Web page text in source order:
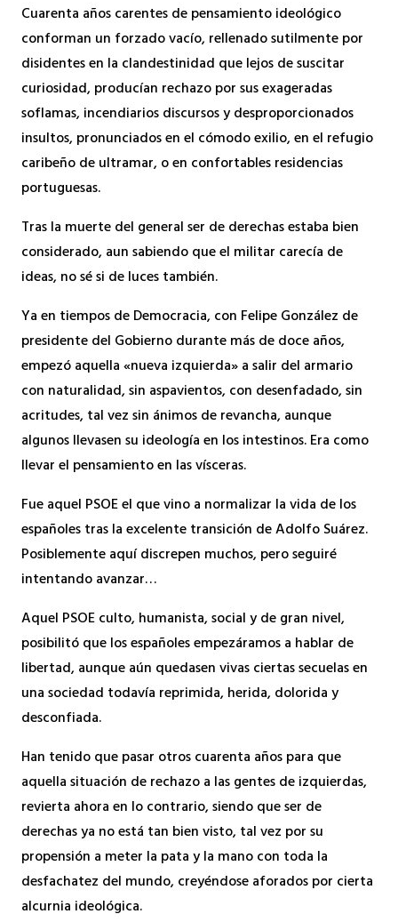
Cuarenta años carentes de pensamiento ideológico
conforman un forzado vacío, rellenado sutilmente por
disidentes en la clandestinidad que lejos de suscitar
curiosidad, producían rechazo por sus exageradas
soflamas, incendiarios discursos y desproporcionados
insultos, pronunciados en el cómodo exilio, en el refugio
caribeño de ultramar, o en confortables residencias
portuguesas.
Tras la muerte del general ser de derechas estaba bien
considerado, aun sabiendo que el militar carecía de
ideas, no sé si de luces también.
Ya en tiempos de Democracia, con Felipe González de
presidente del Gobierno durante más de doce años,
empezó aquella «nueva izquierda» a salir del armario
con naturalidad, sin aspavientos, con desenfadado, sin
acritudes, tal vez sin ánimos de revancha, aunque
algunos llevasen su ideología en los intestinos. Era como
llevar el pensamiento en las vísceras.
Fue aquel PSOE el que vino a normalizar la vida de los
españoles tras la excelente transición de Adolfo Suárez.
Posiblemente aquí discrepen muchos, pero seguiré
intentando avanzar…
Aquel PSOE culto, humanista, social y de gran nivel,
posibilitó que los españoles empezáramos a hablar de
libertad, aunque aún quedasen vivas ciertas secuelas en
una sociedad todavía reprimida, herida, dolorida y
desconfiada.
Han tenido que pasar otros cuarenta años para que
aquella situación de rechazo a las gentes de izquierdas,
revierta ahora en lo contrario, siendo que ser de
derechas ya no está tan bien visto, tal vez por su
propensión a meter la pata y la mano con toda la
desfachatez del mundo, creyéndose aforados por cierta
alcurnia ideológica.